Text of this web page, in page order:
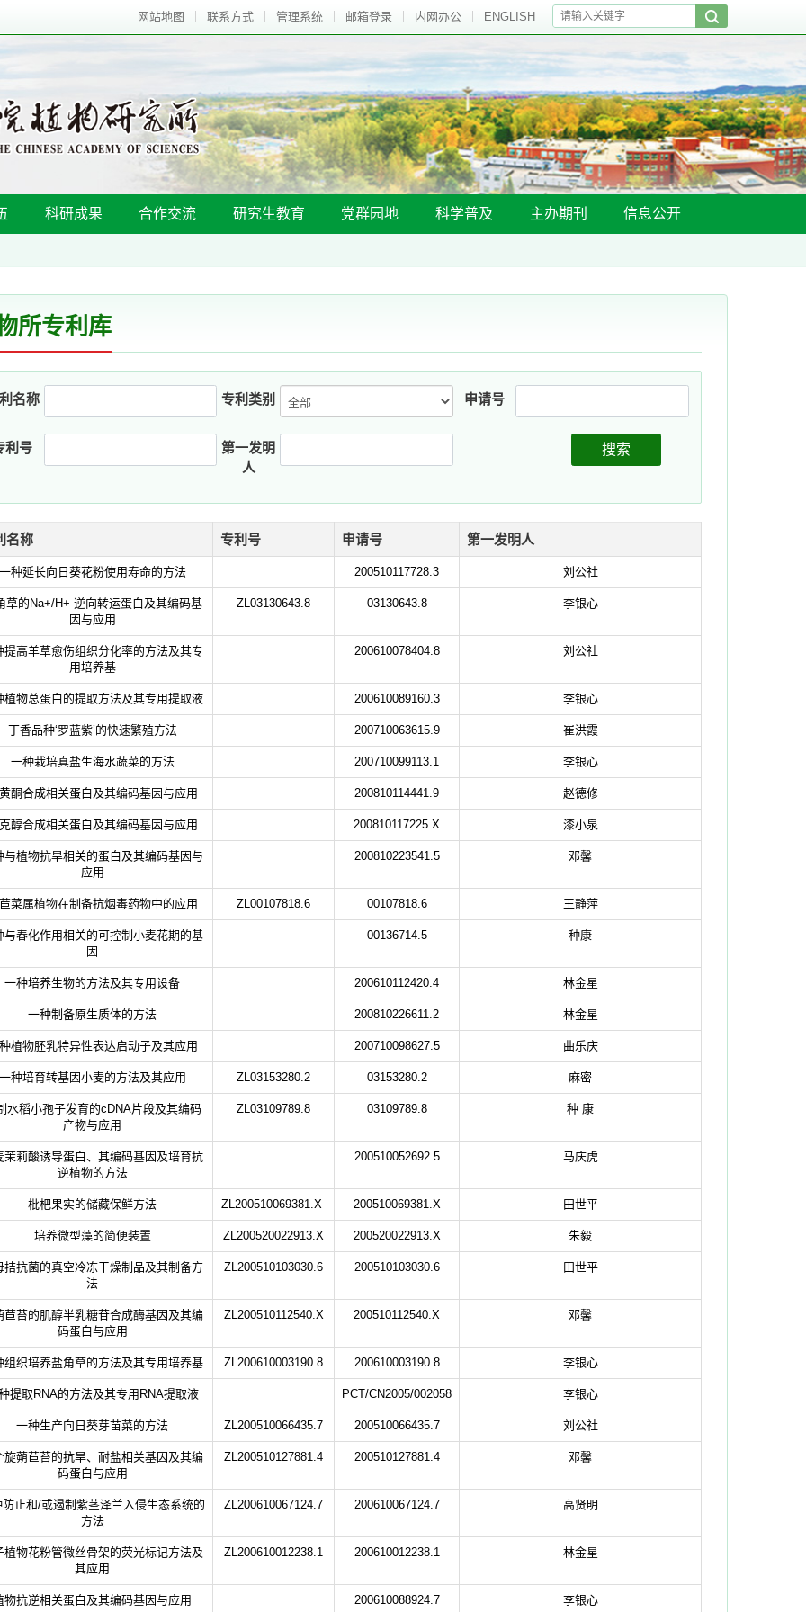
网站地图 联系方式 管理系统 邮箱登录 内网办公 ENGLISH
科研成果 合作交流 研究生教育 党群园地 科学普及 主办期刊 信息公开
所专利库
名称 专利类别 申请号
利号
第一发明
人
搜索
名称 专利号 申请号 第一发明人
一种延长向日葵花粉使用寿命的方法 200510117728.3 刘公社
草的Na+/H+ 逆向转运蛋白及其编码基
因与应用
ZL03130643.8 03130643.8 李银心
提高羊草愈伤组织分化率的方法及其专
用培养基
200610078404.8 刘公社
植物总蛋白的提取方法及其专用提取液 200610089160.3 李银心
丁香品种‘罗蓝紫’的快速繁殖方法 200710063615.9 崔洪霞
一种栽培真盐生海水蔬菜的方法 200710099113.1 李银心
酮合成相关蛋白及其编码基因与应用 200810114441.9 赵德修
醇合成相关蛋白及其编码基因与应用 200810117225.X 漆小泉
与植物抗旱相关的蛋白及其编码基因与
应用
200810223541.5 邓馨
菜属植物在制备抗烟毒药物中的应用 ZL00107818.6 00107818.6 王静萍
与春化作用相关的可控制小麦花期的基
因
00136714.5 种康
一种培养生物的方法及其专用设备 200610112420.4 林金星
一种制备原生质体的方法 200810226611.2 林金星
植物胚乳特异性表达启动子及其应用 200710098627.5 曲乐庆
一种培育转基因小麦的方法及其应用 ZL03153280.2 03153280.2 麻密
水稻小孢子发育的cDNA片段及其编码
产物与应用
ZL03109789.8 03109789.8 种 康
茉莉酸诱导蛋白、其编码基因及培育抗
逆植物的方法
200510052692.5 马庆虎
枇杷果实的储藏保鲜方法 ZL200510069381.X 200510069381.X 田世平
培养微型藻的简便装置 ZL200520022913.X 200520022913.X 朱毅
拮抗菌的真空冷冻干燥制品及其制备方
法
ZL200510103030.6 200510103030.6 田世平
苣苔的肌醇半乳糖苷合成酶基因及其编
码蛋白与应用
ZL200510112540.X 200510112540.X 邓馨
组织培养盐角草的方法及其专用培养基 ZL200610003190.8 200610003190.8 李银心
提取RNA的方法及其专用RNA提取液 PCT/CN2005/002058 李银心
一种生产向日葵芽苗菜的方法 ZL200510066435.7 200510066435.7 刘公社
旋蒴苣苔的抗旱、耐盐相关基因及其编
码蛋白与应用
ZL200510127881.4 200510127881.4 邓馨
防止和/或遏制紫茎泽兰入侵生态系统的
方法
ZL200610067124.7 200610067124.7 高贤明
植物花粉管微丝骨架的荧光标记方法及
其应用
ZL200610012238.1 200610012238.1 林金星
物抗逆相关蛋白及其编码基因与应用 200610088924.7 李银心